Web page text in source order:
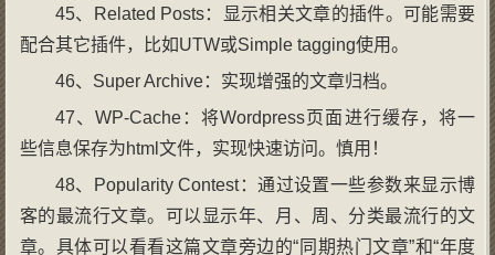
45、Related Posts：显示相关文章的插件。可能需要
配合其它插件，比如UTW或Simple tagging使用。
46、Super Archive：实现增强的文章归档。
47、WP-Cache：将Wordpress页面进行缓存，将一
些信息保存为html文件，实现快速访问。慎用！
48、Popularity Contest：通过设置一些参数来显示博
客的最流行文章。可以显示年、月、周、分类最流行的文
章。具体可以看看这篇文章旁边的“同期热门文章”和“年度